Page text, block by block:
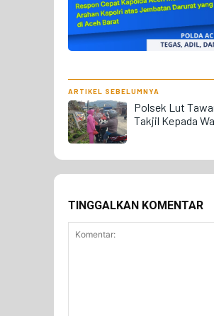
ARTIKEL SEBELUMNYA
Polsek Lut
Takjil Kepada
TINGGALKAN KOMENTAR